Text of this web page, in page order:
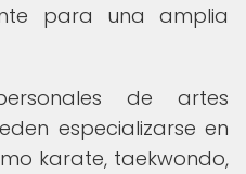
para una amplia
de artes
especializarse en
karate, taekwondo,